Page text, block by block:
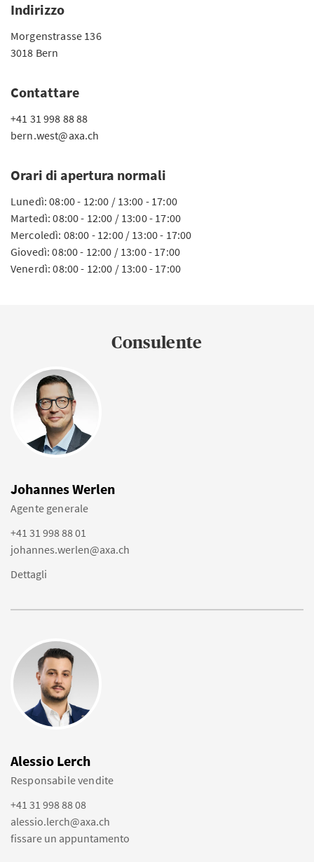
Indirizzo
Morgenstrasse 136
3018 Bern
Contattare
+41 31 998 88 88
bern.west@axa.ch
Orari di apertura normali
Lunedì: 08:00 - 12:00 / 13:00 - 17:00
Martedì: 08:00 - 12:00 / 13:00 - 17:00
Mercoledì: 08:00 - 12:00 / 13:00 - 17:00
Giovedì: 08:00 - 12:00 / 13:00 - 17:00
Venerdì: 08:00 - 12:00 / 13:00 - 17:00
Consulente
Johannes Werlen
Agente generale
+41 31 998 88 01
johannes.werlen@axa.ch
Dettagli
Alessio Lerch
Responsabile vendite
+41 31 998 88 08
alessio.lerch@axa.ch
fissare un appuntamento